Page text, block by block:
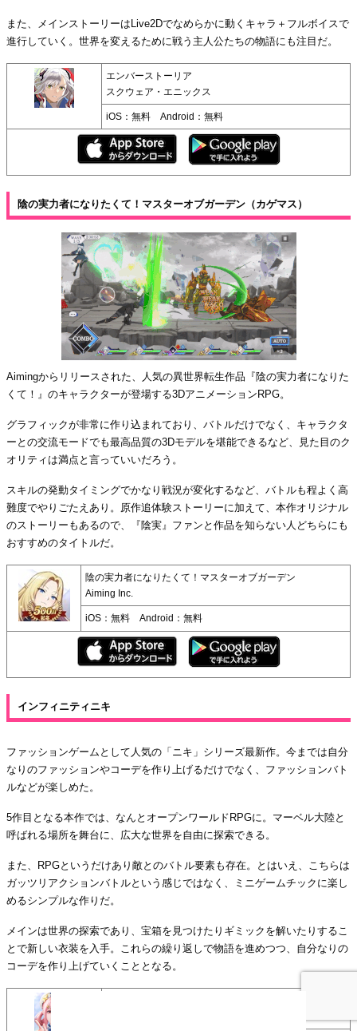
また、メインストーリーはLive2Dでなめらかに動くキャラ＋フルボイスで
進行していく。世界を変えるために戦う主人公たちの物語にも注目だ。
エンバーストーリア
スクウェア・エニックス
iOS：無料 Android：無料
陰の実力者になりたくて！マスターオブガーデン（カゲマス）
Aimingからリリースされた、人気の異世界転生作品『陰の実力者になりた
くて！』のキャラクターが登場する3DアニメーションRPG。
グラフィックが非常に作り込まれており、バトルだけでなく、キャラクタ
ーとの交流モードでも最高品質の3Dモデルを堪能できるなど、見た目のク
オリティは満点と言っていいだろう。
スキルの発動タイミングでかなり戦況が変化するなど、バトルも程よく高
難度でやりごたえあり。原作追体験ストーリーに加えて、本作オリジナル
のストーリーもあるので、『陰実』ファンと作品を知らない人どちらにも
おすすめのタイトルだ。
陰の実力者になりたくて！マスターオブガーデン
Aiming Inc.
iOS：無料 Android：無料
インフィニティニキ
なりのファッションやコーデを作り上げるだけでなく、ファッションバト
ルなどが楽しめた。
呼ばれる場所を舞台に、広大な世界を自由に探索できる。
また、RPGというだけあり敵とのバトル要素も存在。とはいえ、こちらは
めるシンプルな作りだ。